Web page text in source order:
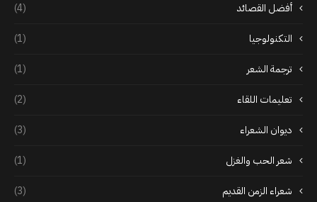
أفضل القصائد (4)
التكنولوجيا (1)
ترجمة الشعر (1)
تعليمات اللقاء (2)
ديوان الشعراء (3)
شعر الحب والغزل (1)
شعراء الزمن القديم (3)